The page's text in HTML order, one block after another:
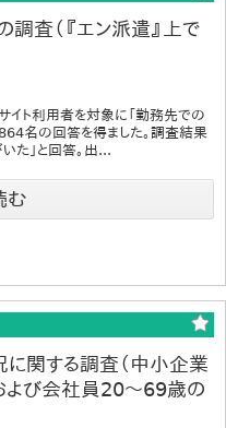
調査（『エン派遣』上で
イト利用者を対象に「勤務先での
名の回答を得ました。調査結果
た」と回答。出...
む
関する調査（中小企業
よび会社員20～69歳の